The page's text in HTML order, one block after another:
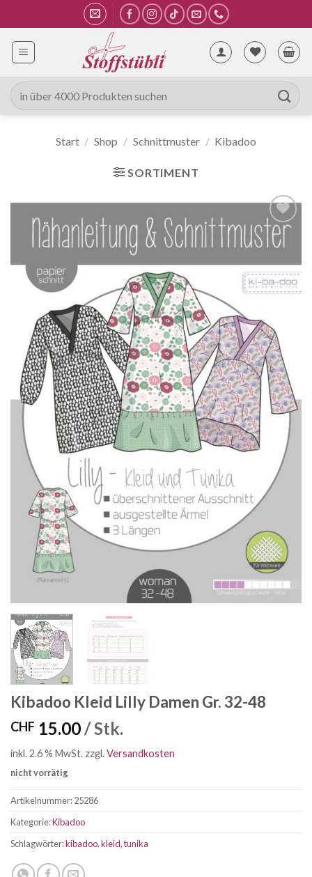
Inhalt
springen
Suche
nach:
Start / Shop / Schnittmuster / Kibadoo
SORTIMENT
Auf die
Wunschliste
Kibadoo Kleid Lilly Damen Gr. 32-48
CHF 15.00/ Stk.
inkl. 2.6 % MwSt. zzgl.Versandkosten
nicht vorrätig
Artikelnummer:25286
Kategorie:Kibadoo
Schlagwörter:kibadoo,kleid,tunika